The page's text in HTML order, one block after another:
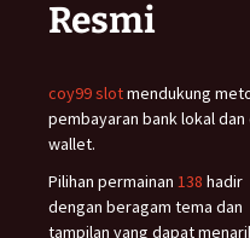
Resmi
coy99 slotmendukung
pembayaran bank lokal dan
wallet.
Pilihan permainan 138 hadir
dengan beragam tema dan
tampilan yang dapat